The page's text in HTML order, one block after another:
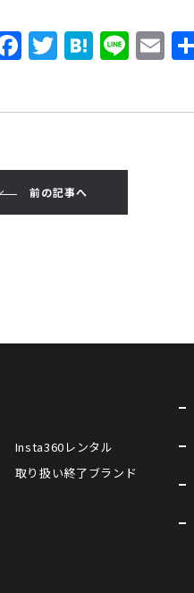
F
c
b
o
o
T
it
e
r
H
t
n
Li
e
E
ai
前の記事へ
Insta360レンタル
取り扱い終了ブランド